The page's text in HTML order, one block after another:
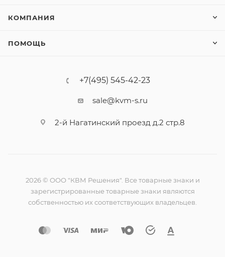
КОМПАНИЯ
ПОМОЩЬ
+7(495) 545-42-23
sale@kvm-s.ru
2-й Нагатинский проезд д.2 стр.8
2026 © ООО "КВМ Решения". Все товарные знаки и
зарегистрированные товарные знаки являются
собственностью их соответствующих владельцев.